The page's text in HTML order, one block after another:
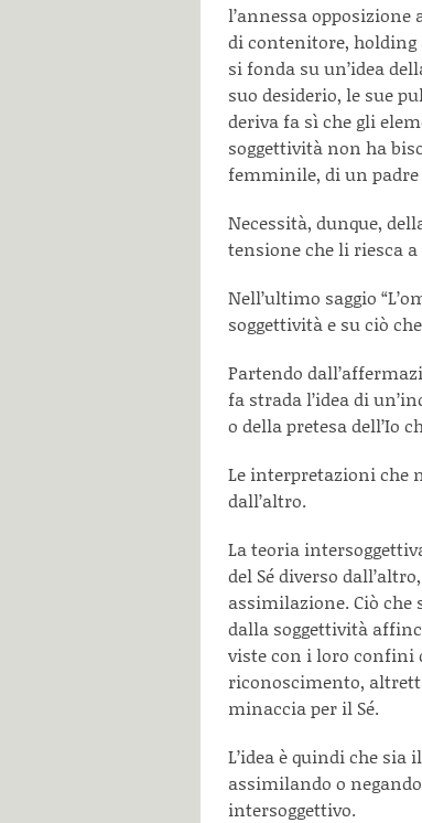
l’annessa
di contenitore, holding
si fonda su un’idea
suo desiderio, le sue
deriva fa sì che gli
soggettività non ha
femminile, di un
Necessità, dunque,
tensione che li riesca
Nell’ultimo saggio
soggettività e su ciò
Partendo
fa strada l’idea di
o della pretesa dell’Io
Le interpretazioni che
dall’altro.
La teoria
del Sé diverso
assimilazione. Ciò che
dalla soggettività
viste con i loro confini
riconoscimento,
minaccia per il Sé.
L’idea è quindi che sia
assimilando o
intersoggettivo.